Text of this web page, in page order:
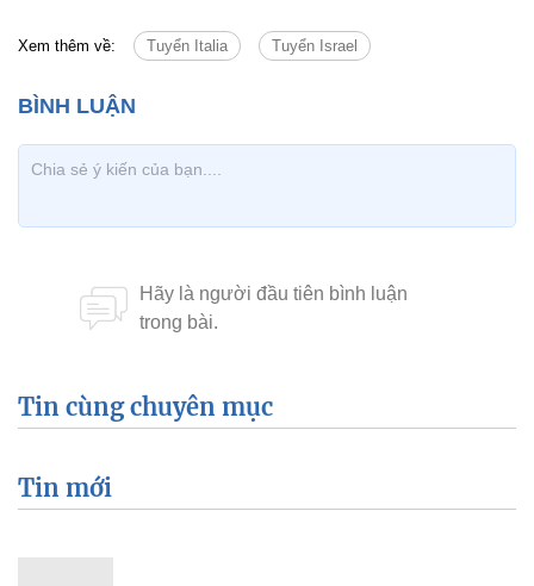
Xem thêm về: Tuyển Italia Tuyển Israel
Tin cùng chuyên mục
Tin mới